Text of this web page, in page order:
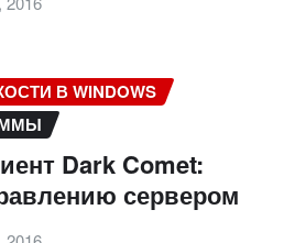
В WINDOWS
Dark Comet:
сервером